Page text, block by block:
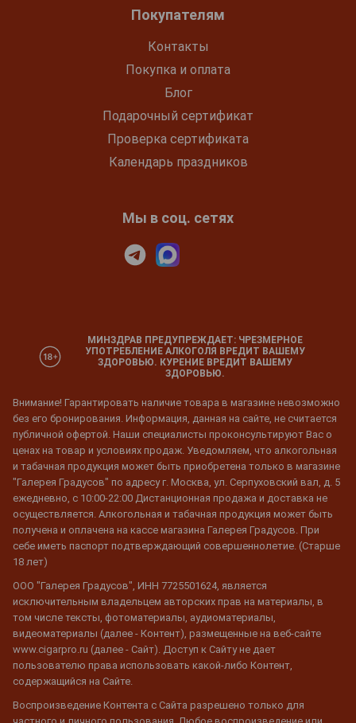
Покупателям
Контакты
Покупка и оплата
Блог
Подарочный сертификат
Проверка сертификата
Календарь праздников
Мы в соц. сетях
МИНЗДРАВ ПРЕДУПРЕЖДАЕТ: ЧРЕЗМЕРНОЕ
УПОТРЕБЛЕНИЕ АЛКОГОЛЯ ВРЕДИТ ВАШЕМУ
ЗДОРОВЬЮ. КУРЕНИЕ ВРЕДИТ ВАШЕМУ
ЗДОРОВЬЮ.
Внимание! Гарантировать наличие товара в магазине невозможно
без его бронирования. Информация, данная на сайте, не считается
публичной офертой. Наши специалисты проконсультируют Вас о
ценах на товар и условиях продаж. Уведомляем, что алкогольная
и табачная продукция может быть приобретена только в магазине
"Галерея Градусов" по адресу г. Москва, ул. Серпуховский вал, д. 5
ежедневно, с 10:00-22:00 Дистанционная продажа и доставка не
осуществляется. Алкогольная и табачная продукция может быть
получена и оплачена на кассе магазина Галерея Градусов. При
себе иметь паспорт подтверждающий совершеннолетие. (Старше
18 лет)
ООО "Галерея Градусов", ИНН 7725501624, является
исключительным владельцем авторских прав на материалы, в
том числе тексты, фотоматериалы, аудиоматериалы,
видеоматериалы (далее - Контент), размещенные на веб-сайте
www.cigarpro.ru (далее - Сайт). Доступ к Сайту не дает
пользователю права использовать какой-либо Контент,
содержащийся на Сайте.
Воспроизведение Контента с Сайта разрешено только для